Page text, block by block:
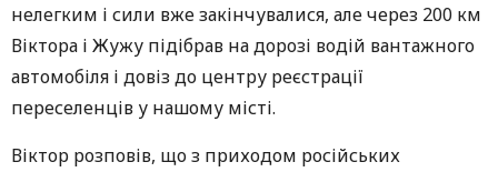
нелегким і сили вже закінчувалися, але через 200 км
Віктора і Жужу підібрав на дорозі водій вантажного
автомобіля і довіз до центру реєстрації
переселенців у нашому місті.
Віктор розповів, що з приходом російських